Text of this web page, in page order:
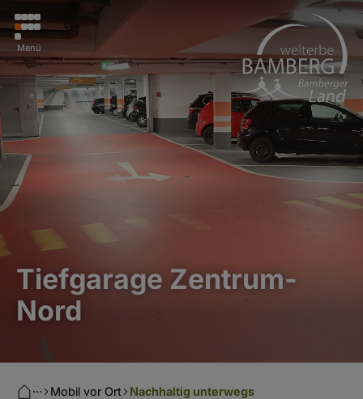
Menü
Tiefgarage Zentrum-
Nord
Nachhaltig unterwegs
Mobil vor Ort
···